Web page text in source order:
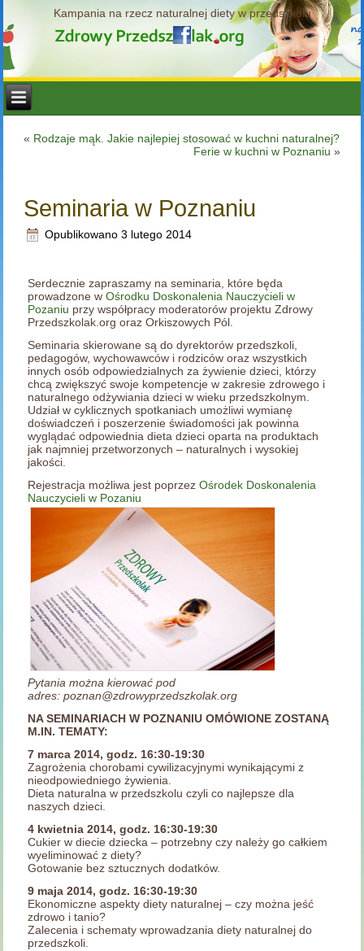
Kampania na rzecz naturalnej diety w przedszkolu
« Rodzaje mąk. Jakie najlepiej stosować w kuchni naturalnej?
Ferie w kuchni w Poznaniu »
Seminaria w Poznaniu
Opublikowano 3 lutego 2014
Serdecznie zapraszamy na seminaria, które będa
prowadzone w Ośrodku Doskonalenia Nauczycieli w
Pozaniu przy współpracy moderatorów projektu Zdrowy
Przedszkolak.org oraz Orkiszowych Pól.
Seminaria skierowane są do dyrektorów przedszkoli,
pedagogów, wychowawców i rodziców oraz wszystkich
innych osób odpowiedzialnych za żywienie dzieci, którzy
chcą zwiększyć swoje kompetencje w zakresie zdrowego i
naturalnego odżywiania dzieci w wieku przedszkolnym.
Udział w cyklicznych spotkaniach umożliwi wymianę
doświadczeń i poszerzenie świadomości jak powinna
wyglądać odpowiednia dieta dzieci oparta na produktach
jak najmniej przetworzonych – naturalnych i wysokiej
jakości.
Rejestracja możliwa jest poprzezOśrodek Doskonalenia
Nauczycieli w Pozaniu
Pytania można kierować pod
adres: poznan@zdrowyprzedszkolak.org
NA SEMINARIACH W POZNANIU OMÓWIONE ZOSTANĄ
M.IN. TEMATY:
7 marca 2014, godz. 16:30-19:30
Zagrożenia chorobami cywilizacyjnymi wynikającymi z
nieodpowiedniego żywienia.
Dieta naturalna w przedszkolu czyli co najlepsze dla
naszych dzieci.
4 kwietnia 2014, godz. 16:30-19:30
Cukier w diecie dziecka – potrzebny czy należy go całkiem
wyeliminować z diety?
Gotowanie bez sztucznych dodatków.
9 maja 2014, godz. 16:30-19:30
Ekonomiczne aspekty diety naturalnej – czy można jeść
zdrowo i tanio?
Zalecenia i schematy wprowadzania diety naturalnej do
przedszkoli.